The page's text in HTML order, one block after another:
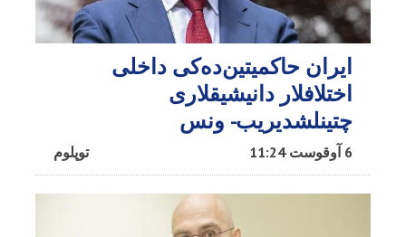
ایران حاکمیتین‌ده‌کی داخلی
اختلافلار دانیشیقلاری
چتینلشدیریب- ونس
توپلوم 6 آوقوست 11:24